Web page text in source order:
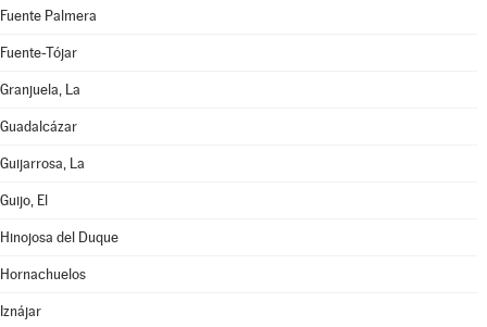
Fuente Palmera
Fuente-Tójar
Granjuela, La
Guadalcázar
Guijarrosa, La
Guijo, El
Hinojosa del Duque
Hornachuelos
Iznájar